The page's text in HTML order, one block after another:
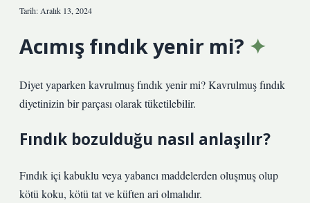
Tarih: Aralık 13, 2024
Acımış fındık yenir mi?
Diyet yaparken kavrulmuş fındık yenir mi? Kavrulmuş fındık
diyetinizin bir parçası olarak tüketilebilir.
Fındık bozulduğu nasıl anlaşılır?
Fındık içi kabuklu veya yabancı maddelerden oluşmuş olup
kötü koku, kötü tat ve küften ari olmalıdır.